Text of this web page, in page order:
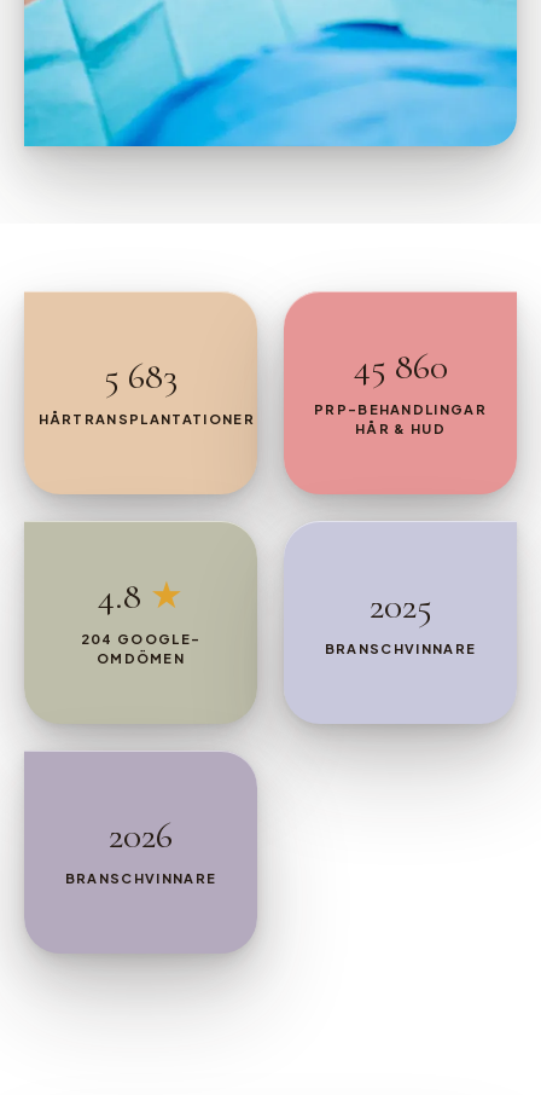
5 683
HÅRTRANSPLANTATIONER
45 860
PRP-BEHANDLINGAR
HÅR & HUD
4.8 ★
204 GOOGLE-
OMDÖMEN
2025
BRANSCHVINNARE
2026
BRANSCHVINNARE